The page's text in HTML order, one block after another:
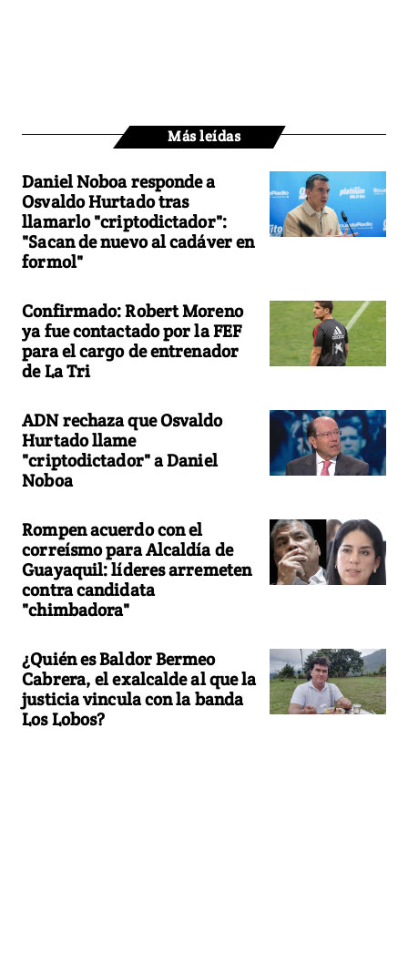
Más leídas
Daniel Noboa responde a
Osvaldo Hurtado tras
llamarlo "criptodictador":
"Sacan de nuevo al cadáver en
formol"
Confirmado: Robert Moreno
ya fue contactado por la FEF
para el cargo de entrenador
de La Tri
ADN rechaza que Osvaldo
Hurtado llame
"criptodictador" a Daniel
Noboa
Rompen acuerdo con el
correísmo para Alcaldía de
Guayaquil: líderes arremeten
contra candidata
"chimbadora"
¿Quién es Baldor Bermeo
Cabrera, el exalcalde al que la
justicia vincula con la banda
Los Lobos?